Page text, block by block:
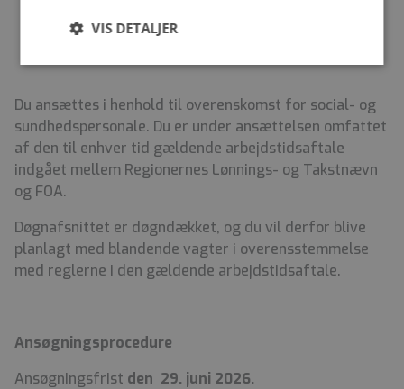
timers vagter
Du ansættes i henhold til overenskomst for social- og
sundhedspersonale. Du er under ansættelsen omfattet
af den til enhver tid gældende arbejdstidsaftale
indgået mellem Regionernes Lønnings- og Takstnævn
og FOA.
Døgnafsnittet er døgndækket, og du vil derfor blive
planlagt med blandende vagter i overensstemmelse
med reglerne i den gældende arbejdstidsaftale.
Ansøgningsprocedure
Ansøgningsfrist den 29. juni 2026.
VIS DETALJER